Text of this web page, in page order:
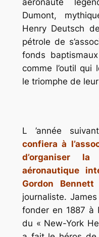
Dumont,
Henry Deutsch
pétrole de
fonds
comme l’outil qui
le triomphe de
L ’année
confiera à
d’organiser la
aéronautique
Gordon Bennett
journaliste.
fonder en 1887 à
du « New-York